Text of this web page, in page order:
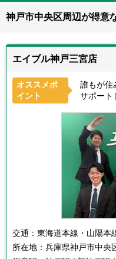
神戸市中央区周辺が得意
エイブル神戸三宮店
オススメポ
イント
誰もが住
サポート
交通： 東海道本線・山陽本
所在地： 兵庫県神戸市中央